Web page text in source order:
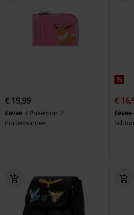
€ 19,99
Eevee
Pokémon
Portemonnee
%
€
Eevee